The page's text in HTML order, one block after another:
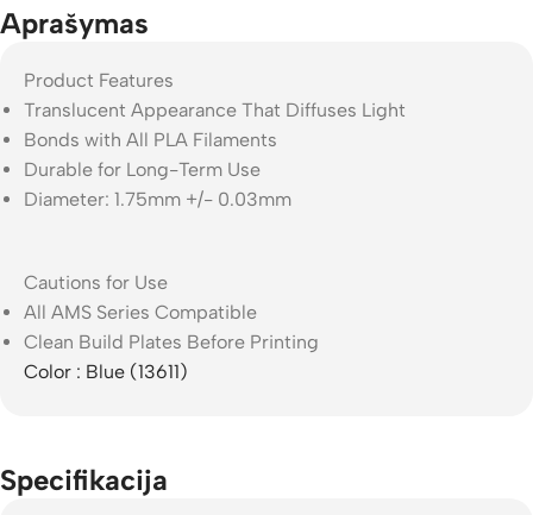
Aprašymas
Product Features
Translucent Appearance That Diffuses Light
Bonds with All PLA Filaments
Durable for Long-Term Use
Diameter: 1.75mm +/- 0.03mm
Cautions for Use
All AMS Series Compatible
Clean Build Plates Before Printing
Color : Blue (13611)
Specifikacija